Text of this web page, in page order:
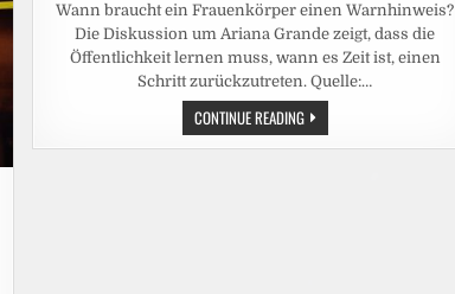
Wann braucht ein Frauenkörper einen Warnhinweis?
Die Diskussion um Ariana Grande zeigt, dass die
Öffentlichkeit lernen muss, wann es Zeit ist, einen
Schritt zurückzutreten. Quelle:…
CONTINUE READINGARIANA
GRANDE:
LASST